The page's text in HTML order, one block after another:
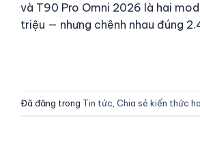
và T90 Pro Omni 2026 là hai
triệu — nhưng chênh nhau đúng
Đã đăng trong Tin tức Chia sẻ kiến thức